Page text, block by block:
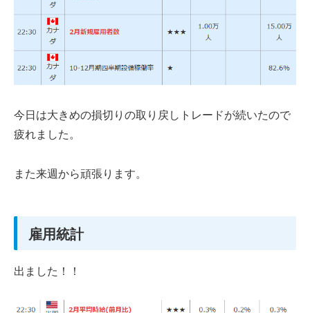
今日は大きめの損切りの取り戻しトレードが続いたので
疲れました。
また来週から頑張ります。
雇用統計
出ました！！